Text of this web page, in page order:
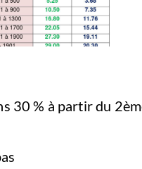
30 % à partir du